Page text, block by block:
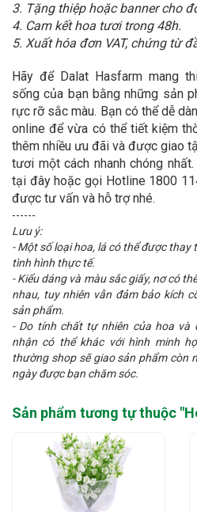
3. Tặng thiệp hoặc banner cho
4. Cam kết hoa tươi trong 48h.
5. Xuất hóa đơn VAT, chứng từ
Hãy để Dalat Hasfarm mang
sống của bạn bằng những sản
rực rỡ sắc màu. Bạn có thể dễ
online để vừa có thể tiết kiệm
thêm nhiều ưu đãi và được giao
tươi một cách nhanh chóng
tại đây hoặc gọi Hotline 1800
được tư vấn và hỗ trợ nhé.
------
Lưu ý:
- Một số loại hoa, lá có thể được thay
tình hình thực tế.
- Kiểu dáng và màu sắc giấy, nơ có
nhau, tuy nhiên vẫn đảm bảo kích
sản phẩm.
- Do tính chất tự nhiên của hoa và
nhận có thể khác với hình minh
thường shop sẽ giao sản phẩm còn
ngày được bạn chăm sóc.
Sản phẩm tương tự thuộc "